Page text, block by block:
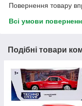
Повернення товару
Всі умови
Подібні товари